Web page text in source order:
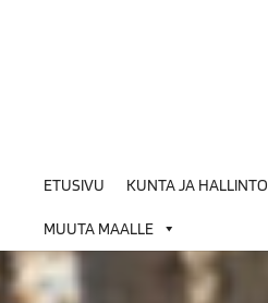
ETUSIVU KUNTA JA HALLINTO
MUUTA MAALLE